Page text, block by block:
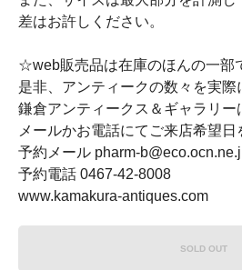
差はお許しください。
☆web販売品は在庫のほんの一部
是非、アンティークの数々を実際
鎌倉アンティークス＆ギャラリー
メールかお電話にてご来店希望日
予約メール pharm-
予約電話 0467-42-8008
www.kamakura-antiques.com
SOLD OUT